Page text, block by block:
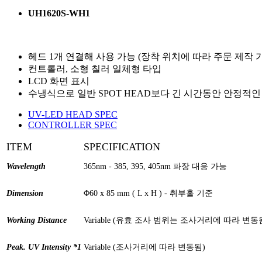
UH1620S-WH1
헤드 1개 연결해 사용 가능 (장착 위치에 따라 주문 제작
컨트롤러, 소형 칠러 일체형 타입
LCD 화면 표시
수냉식으로 일반 SPOT HEAD보다 긴 시간동안 안정적
UV-LED HEAD SPEC
CONTROLLER SPEC
ITEM SPECIFICATION
Wavelength 365nm - 385, 395, 405nm 파장 대응 가능
Dimension Φ60 x 85 mm ( L x H ) - 취부홀 기준
Working Distance Variable (유효 조사 범위는 조사거리에 따라 변동
Peak. UV Intensity *1 Variable (조사거리에 따라 변동됨)